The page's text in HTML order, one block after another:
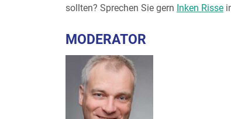
sollten? Sprechen Sie gern Inken Risse
MODERATOR